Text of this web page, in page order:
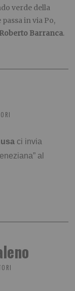
verde della
in via Po,
Roberto Barranca.
ci invia
al